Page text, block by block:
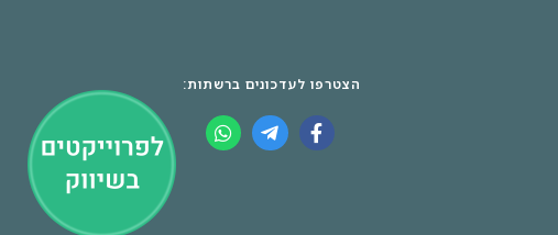
הצטרפו לעדכונים ברשתות: